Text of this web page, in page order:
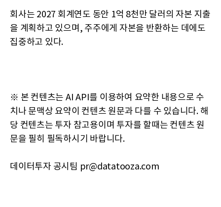
회사는 2027 회계연도 동안 1억 8천만 달러의 자본 지출
을 계획하고 있으며, 주주에게 자본을 반환하는 데에도
집중하고 있다.
※ 본 컨텐츠는 AI API를 이용하여 요약한 내용으로 수
치나 문맥상 요약이 컨텐츠 원문과 다를 수 있습니다. 해
당 컨텐츠는 투자 참고용이며 투자를 할때는 컨텐츠 원
문을 필히 필독하시기 바랍니다.
데이터투자 공시팀 pr@datatooza.com